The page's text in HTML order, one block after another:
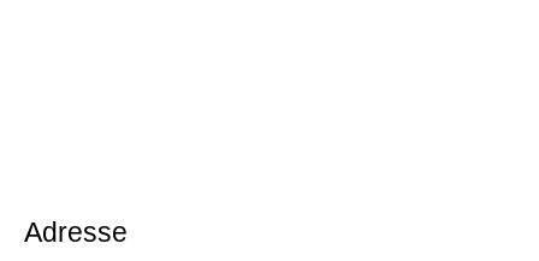
Adresse